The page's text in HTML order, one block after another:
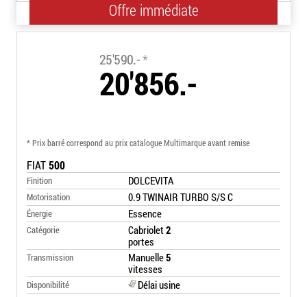
25'590.-*
20'856.-
* Prix barré correspond au prix catalogue Multimarque avant remise
FIAT500
Finition DOLCEVITA
Motorisation 0.9 TWINAIR TURBO S/S C
Énergie Essence
Catégorie Cabriolet 2
portes
Transmission Manuelle5
vitesses
Disponibilité Délai usine